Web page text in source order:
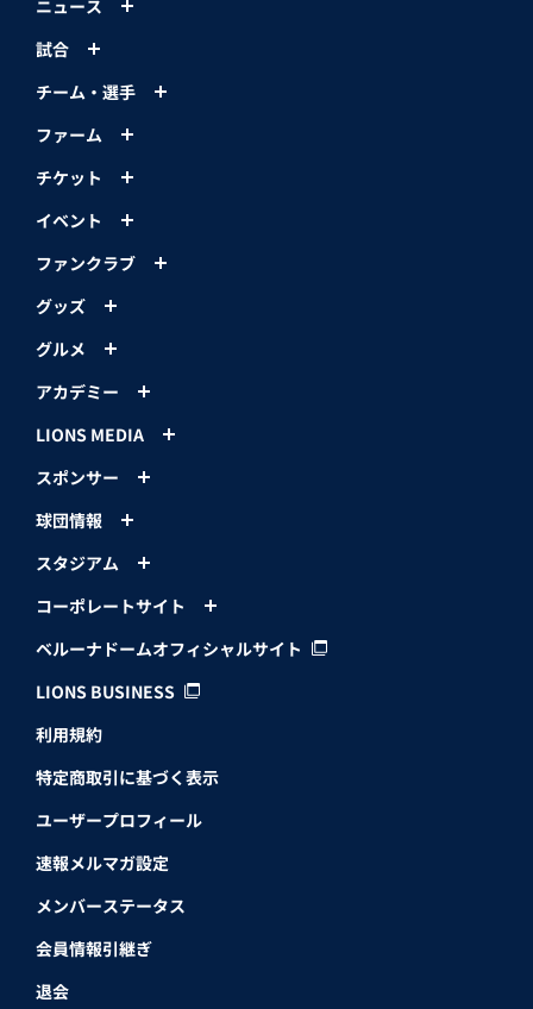
ニュース
試合
チーム・選手
ファーム
チケット
イベント
ファンクラブ
グッズ
グルメ
アカデミー
LIONS MEDIA
スポンサー
球団情報
スタジアム
コーポレートサイト
ベルーナドームオフィシャルサイト
LIONS BUSINESS
利用規約
特定商取引に基づく表示
ユーザープロフィール
速報メルマガ設定
メンバーステータス
会員情報引継ぎ
退会